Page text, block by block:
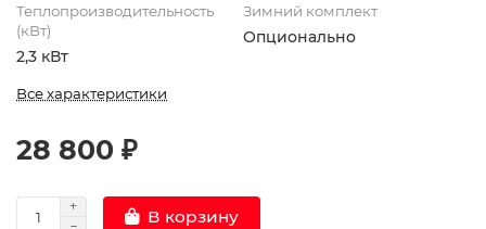
Теплопроизводительность
(кВт)
2,3 кВт
Зимний комплект
Опционально
Все характеристики
28 800 ₽
В корзину